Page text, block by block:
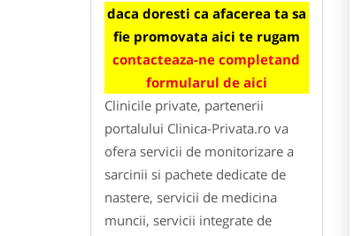
daca doresti ca afacerea ta sa
fie promovata aici te rugam
contacteaza-ne completand
formularul de aici
Clinicile private, partenerii
portalului Clinica-Privata.ro va
ofera servicii de monitorizare a
sarcinii si pachete dedicate de
nastere, servicii de medicina
muncii, servicii integrate de